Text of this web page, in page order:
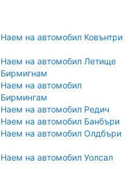
Наем на автомобил Ковънтри
Наем на автомобил Летище
Бирмигнам
Наем на автомобил
Бирмингам
Наем на автомобил Редич
Наем на автомобил Банбъри
Наем на автомобил Олдбъри
Наем на автомобил Уолсал